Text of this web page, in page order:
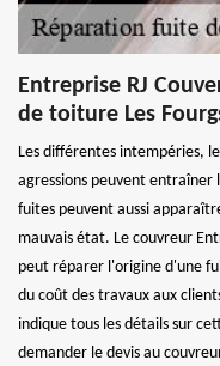
Entreprise RJ
de toiture Les
Les différentes intempéries,
agressions peuvent
fuites peuvent aussi
mauvais état. Le couvreur
peut réparer l'origine d'une
du coût des travaux aux
indique tous les détails sur
demander le devis au